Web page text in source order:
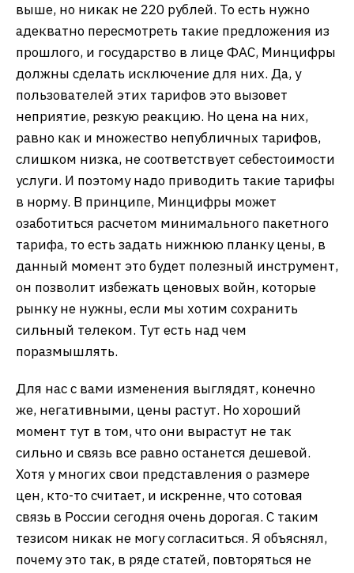
выше, но никак не 220 рублей. То есть нужно
адекватно пересмотреть такие предложения из
прошлого, и государство в лице ФАС, Минцифры
должны сделать исключение для них. Да, у
пользователей этих тарифов это вызовет
неприятие, резкую реакцию. Но цена на них,
равно как и множество непубличных тарифов,
слишком низка, не соответствует себестоимости
услуги. И поэтому надо приводить такие тарифы
в норму. В принципе, Минцифры может
озаботиться расчетом минимального пакетного
тарифа, то есть задать нижнюю планку цены, в
данный момент это будет полезный инструмент,
он позволит избежать ценовых войн, которые
рынку не нужны, если мы хотим сохранить
сильный телеком. Тут есть над чем
поразмышлять.
Для нас с вами изменения выглядят, конечно
же, негативными, цены растут. Но хороший
момент тут в том, что они вырастут не так
сильно и связь все равно останется дешевой.
Хотя у многих свои представления о размере
цен, кто-то считает, и искренне, что сотовая
связь в России сегодня очень дорогая. С таким
тезисом никак не могу согласиться. Я объяснял,
почему это так, в ряде статей, повторяться не